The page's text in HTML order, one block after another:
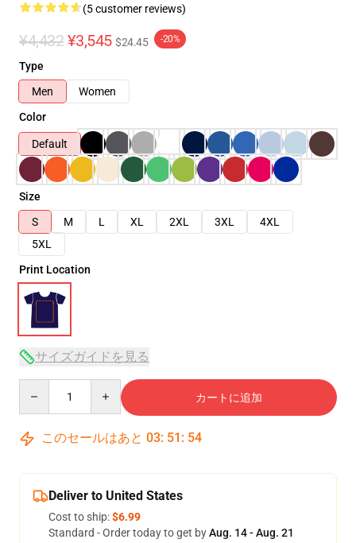
(5 customer reviews)
¥4,432 ¥3,545 $24.45 -20%
Type
Men
Women
Color
Default
Size
S
M L XL 2XL 3XL
4XL
5XL
Print Location
サイズガイドを見る
カートに追加
このセールはあと 03: 51 : 54
Deliver to United States
Cost to ship:$6.99
Standard - Order today to get byAug. 14 - Aug. 21